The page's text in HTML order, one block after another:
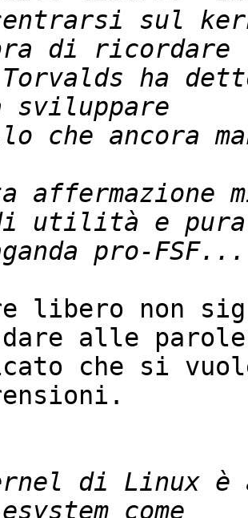
sul
ha
affermazione
libero non
dare alle
che si
di Linux è